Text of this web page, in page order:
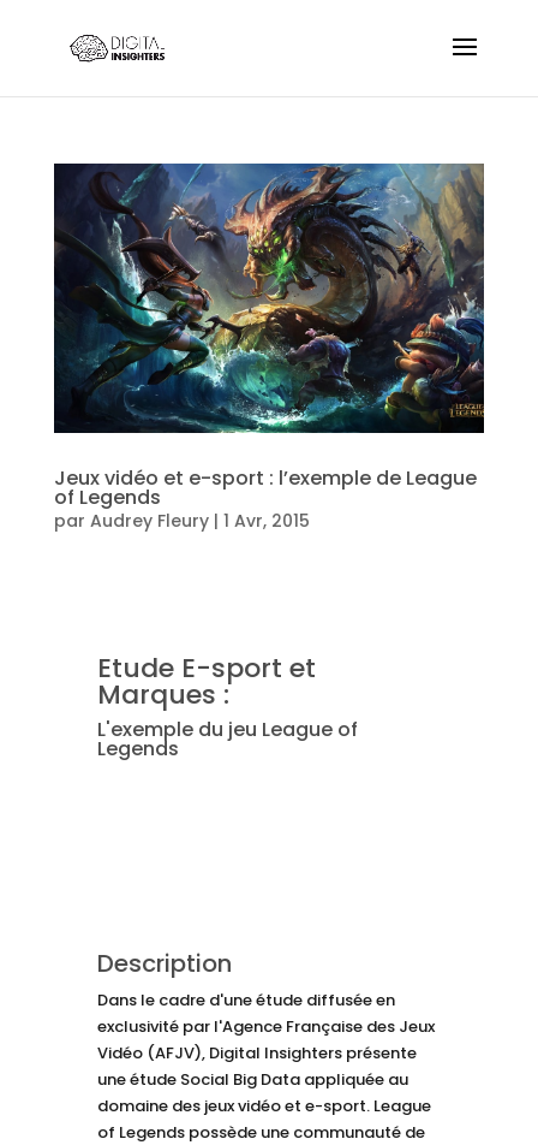
Jeux vidéo et e-sport : l’exemple de League
of Legends
par Audrey Fleury| 1 Avr, 2015
Etude E-sport et
Marques :
L'exemple du jeu League of
Legends
Description
Dans le cadre d'une étude diffusée en
exclusivité par l'Agence Française des Jeux
Vidéo (AFJV), Digital Insighters présente
une étude Social Big Data appliquée au
domaine des jeux vidéo et e-sport. League
of Legends possède une communauté de